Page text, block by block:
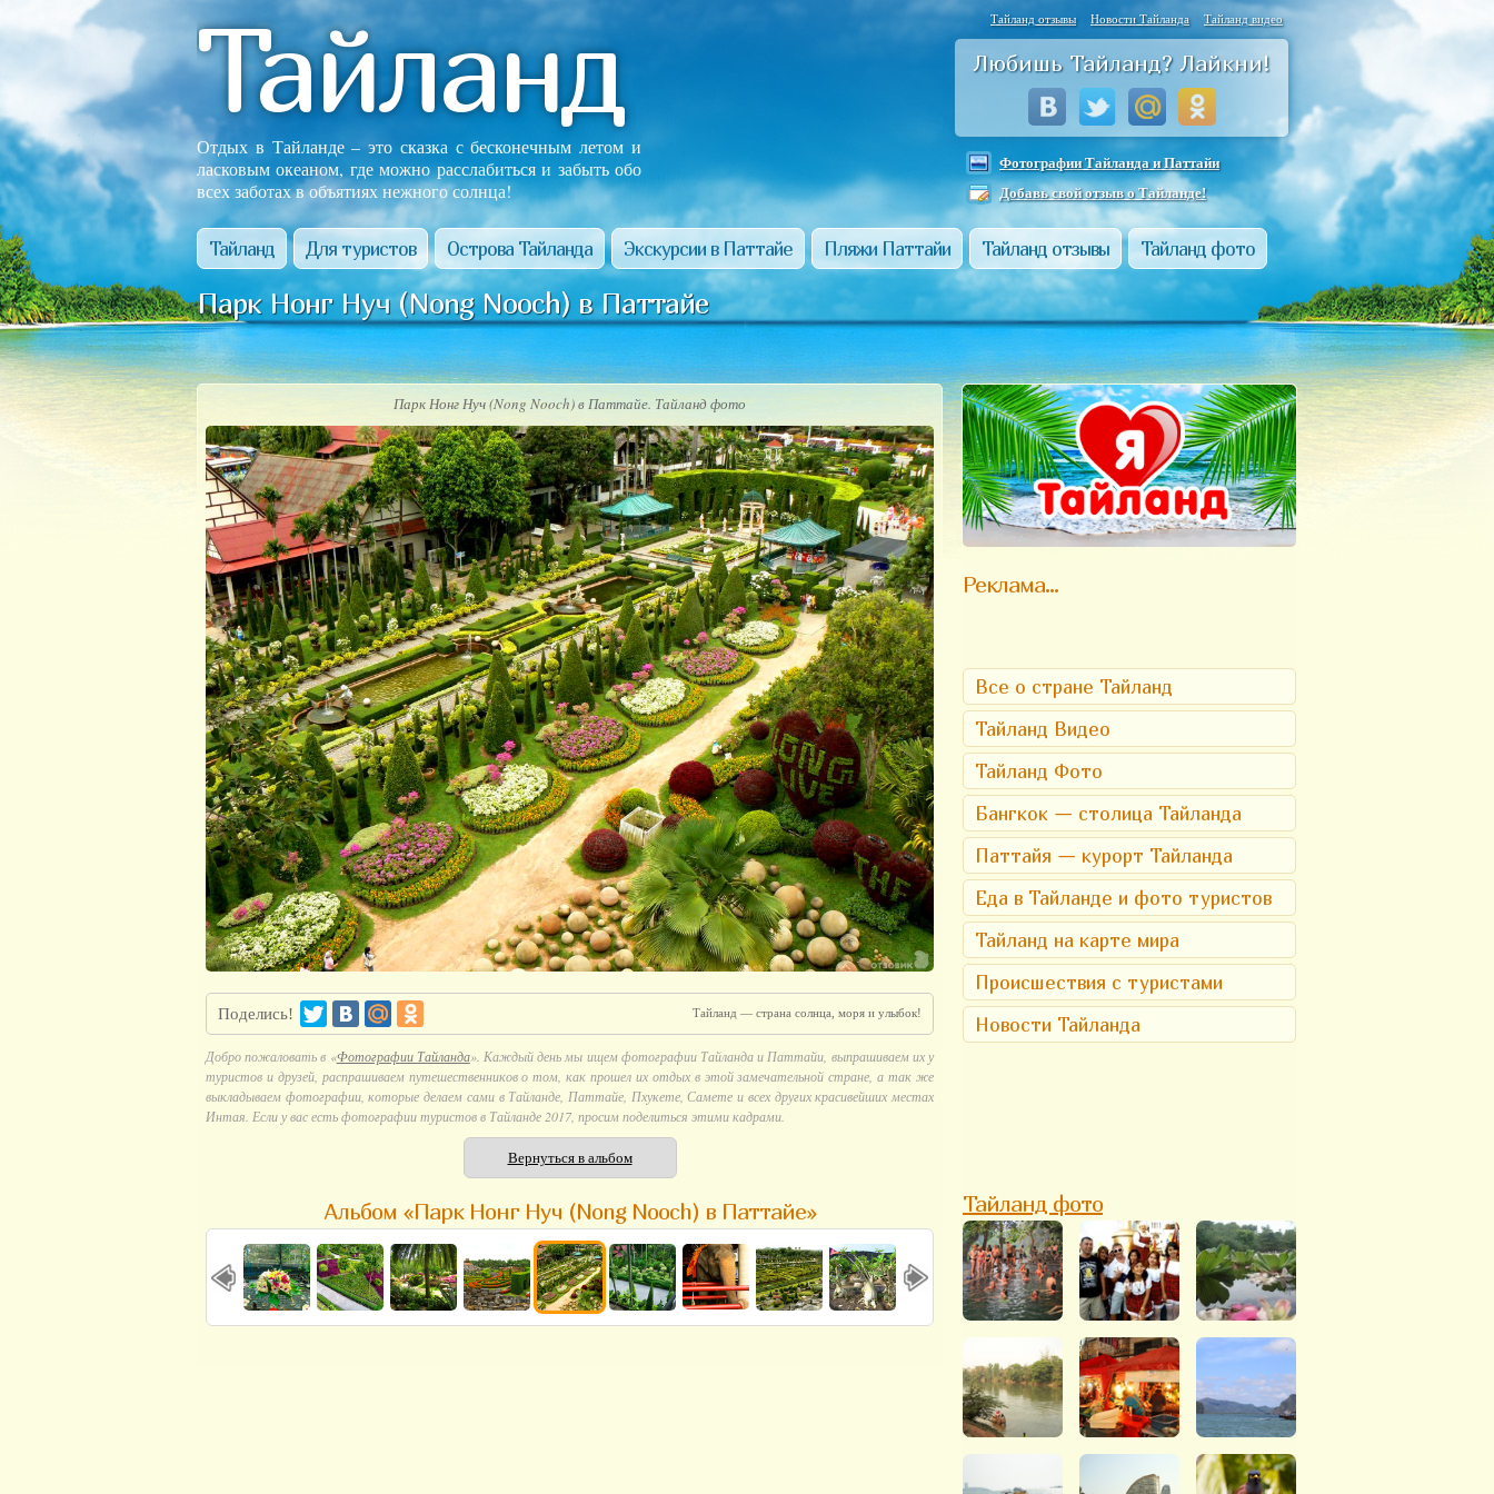
Тайланд
Отдых в Тайланде – это сказка с бесконечным летом и
ласковым океаном, где можно расслабиться и забыть обо
всех заботах в объятиях нежного солнца!
Тайланд отзывы Новости Тайланда Тайланд видео
Любишь Тайланд? Лайкни!
Фотографии Тайланда и Паттайи
Добавь свой отзыв о Тайланде!
Тайланд Для туристов Острова Тайланда Экскурсии в Паттайе Пляжи Паттайи Тайланд отзывы Тайланд фото
Парк Нонг Нуч (Nong Nooch) в Паттайе
Парк Нонг Нуч (Nong Nooch) в Паттайе. Тайланд фото
Поделись! Тайланд — страна солнца, моря и улыбок!
Добро пожаловать в «Фотографии Тайланда». Каждый день мы ищем фотографии Тайланда и Паттайи, выпрашиваем их у
туристов и друзей, распрашиваем путешественников о том, как прошел их отдых в этой замечательной стране, а так же
выкладываем фотографии, которые делаем сами в Тайланде, Паттайе, Пхукете, Самете и всех других красивейших местах
Интая. Если у вас есть фотографии туристов в Тайланде 2017, просим поделиться этими кадрами.
Вернуться в альбом
Альбом «Парк Нонг Нуч (Nong Nooch) в Паттайе»
Реклама...
Все о стране Тайланд
Тайланд Видео
Тайланд Фото
Бангкок — столица Тайланда
Паттайя — курорт Тайланда
Еда в Тайланде и фото туристов
Тайланд на карте мира
Происшествия с туристами
Новости Тайланда
Тайланд фото